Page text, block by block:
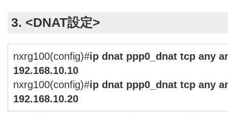
3. <DNAT設定>
nxrg100(config)#ip dnat ppp0_dnat tcp any
192.168.10.10
nxrg100(config)#ip dnat ppp0_dnat tcp any
192.168.10.20